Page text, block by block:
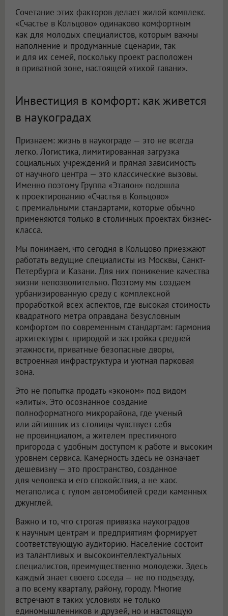
Сочетание этих факторов делает жилой комплекс
«Счастье в Кольцово» одинаково комфортным
как для молодых специалистов, которым важны
наполнение и продуманные сценарии, так
и для их семей, поскольку проект расположен
в приватной зоне, настоящей «тихой гавани».
Инвестиция в комфорт: как живется
в наукоградах
Признаем: жизнь в наукограде — это не всегда
легко. Логистика, лимитированная загрузка
социальных учреждений и прямая зависимость
от научного центра — это классические вызовы.
Именно поэтому Группа «Эталон» подошла
к проектированию «Счастья в Кольцово»
с премиальными стандартами, которые обычно
применяются только в столичных проектах бизнес-
класса.
Мы понимаем, что сегодня в Кольцово приезжают
работать ведущие специалисты из Москвы, Санкт-
Петербурга и Казани. Для них понижение качества
жизни непозволительно. Поэтому мы создаем
урбанизированную среду с комплексной
проработкой всех аспектов, где высокая стоимость
квадратного метра оправдана безусловным
комфортом по современным стандартам: гармония
архитектуры с природой и застройка средней
этажности, приватные безопасные дворы,
встроенная инфраструктура и уютная парковая
зона.
Это не попытка продать «эконом» под видом
«элиты». Это осознанное создание
полноформатного микрорайона, где ученый
или айтишник из столицы чувствует себя
не провинциалом, а жителем престижного
пригорода с удобным доступом к работе и высоким
уровнем сервиса. Камерность здесь не означает
дешевизну — это пространство, созданное
для человека и его спокойствия, а не хаос
мегаполиса с гулом автомобилей среди каменных
джунглей.
Важно и то, что строгая привязка наукоградов
к научным центрам и предприятиям формирует
соответствующую аудиторию. Население состоит
из талантливых и высокоинтеллектуальных
специалистов, преимущественно молодежи. Здесь
каждый знает своего соседа — не по подъезду,
а по всему кварталу, району, городу. Многие
встречают в таких условиях не только
единомышленников и друзей, но и настоящую